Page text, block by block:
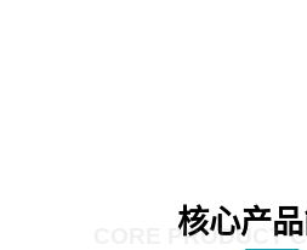
核心产
CORE PRODUCT